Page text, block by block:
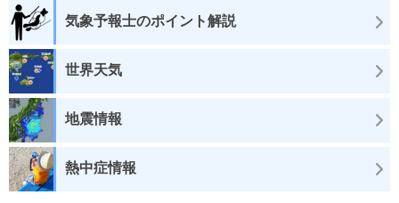
気象予報士のポイント解説
世界天気
地震情報
熱中症情報